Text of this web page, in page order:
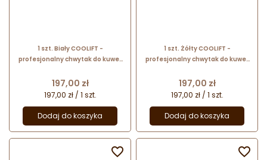
1 szt. Biały COOLIFT -
profesjonalny chwytak do kuwet
Cena
197,00 zł
197,00 zł / 1 szt.
Dodaj do koszyka
1 szt. Żółty COOLIFT -
profesjonalny chwytak do kuwet
Cena
197,00 zł
197,00 zł / 1 szt.
Dodaj do koszyka
 